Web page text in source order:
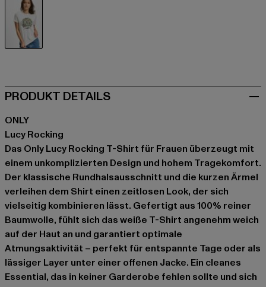
PRODUKT DETAILS
ONLY
Lucy Rocking
Das Only Lucy Rocking T-Shirt für Frauen überzeugt mit
einem unkomplizierten Design und hohem Tragekomfort.
Der klassische Rundhalsausschnitt und die kurzen Ärmel
verleihen dem Shirt einen zeitlosen Look, der sich
vielseitig kombinieren lässt. Gefertigt aus 100% reiner
Baumwolle, fühlt sich das weiße T-Shirt angenehm weich
auf der Haut an und garantiert optimale
Atmungsaktivität – perfekt für entspannte Tage oder als
lässiger Layer unter einer offenen Jacke. Ein cleanes
Essential, das in keiner Garderobe fehlen sollte und sich